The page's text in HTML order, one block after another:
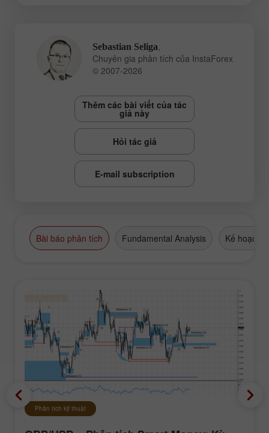
Sebastian Seliga
Chuyên gia phân tích của InstaForex
© 2007-2026
Thêm các bài viết của tác
giả này
Hỏi tác giả
E-mail subscription
Bài báo phân tích Fundamental Analysis Kế hoạch
Phân tích kỹ thuật